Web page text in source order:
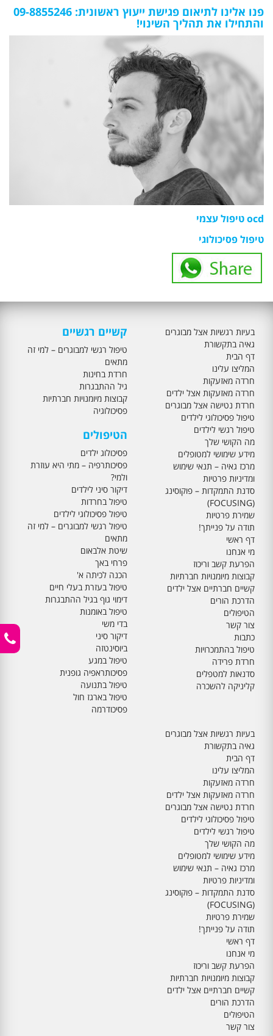
פנו אלינו לתיאום פגישת ייעוץ ראשונית: 09-8855246
והתחילו את תהליך השינוי!
ocd טיפול עצמי
טיפול פסיכולוגי
בעיות רגשיות אצל מבוגרים
גאיה בתקשורת
דף הבית
המליצו עלינו
חרדה מאזעקות
חרדה מאזעקות אצל ילדים
חרדת נטישה אצל מבוגרים
טיפול פסיכולוגי לילדים
טיפול רגשי לילדים
מה הקושי שלך
מידע שימושי למטופלים
מרכז גאיה – תנאי שימוש
ומדיניות פרטיות
סדנת התמקדות – פוקוסינג
(FOCUSING)
שמירת פרטיות
תודה על פנייתך!
דף ראשי
מי אנחנו
הפרעת קשב וריכוז
קבוצות מיומנויות חברתיות
קשיים חברתיים אצל ילדים
הדרכת הורים
הטיפולים
צור קשר
כתבות
טיפול בהתמכרויות
חרדת פרידה
סדנאות למטפלים
קליניקה להשכרה
קשיים רגשיים
טיפול רגשי למבוגרים – למי זה
מתאים
חרדת בחינות
גיל ההתבגרות
קבוצות מיומנויות חברתיות
פסיכולוגיה
הטיפולים
פסיכולוג ילדים
פסיכותרפיה – מתי היא עוזרת
ולמי?
דיקור סיני לילדים
טיפול בחרדות
טיפול פסיכולוגי לילדים
טיפול רגשי למבוגרים – למי זה
מתאים
שיטת אלבאום
פרחי באך
הכנה לכיתה א'
טיפול בעזרת בעלי חיים
דימוי גוף בגיל ההתבגרות
טיפול באומנות
בדי משי
דיקור סיני
ביוסינטזה
טיפול במגע
פסיכותראפיה גופנית
טיפול בתנועה
טיפול בארגז חול
פסיכודרמה
בעיות רגשיות אצל מבוגרים
גאיה בתקשורת
דף הבית
המליצו עלינו
חרדה מאזעקות
חרדה מאזעקות אצל ילדים
חרדת נטישה אצל מבוגרים
טיפול פסיכולוגי לילדים
טיפול רגשי לילדים
מה הקושי שלך
מידע שימושי למטופלים
מרכז גאיה – תנאי שימוש
ומדיניות פרטיות
סדנת התמקדות – פוקוסינג
(FOCUSING)
שמירת פרטיות
תודה על פנייתך!
דף ראשי
מי אנחנו
הפרעת קשב וריכוז
קבוצות מיומנויות חברתיות
קשיים חברתיים אצל ילדים
הדרכת הורים
הטיפולים
צור קשר